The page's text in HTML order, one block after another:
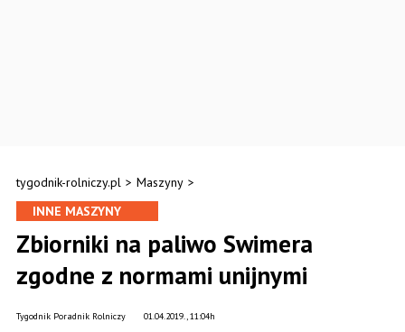
tygodnik-rolniczy.pl > Maszyny >
INNE MASZYNY
Zbiorniki na paliwo Swimera
zgodne z normami unijnymi
01.04.2019., 11:04h
Tygodnik Poradnik Rolniczy